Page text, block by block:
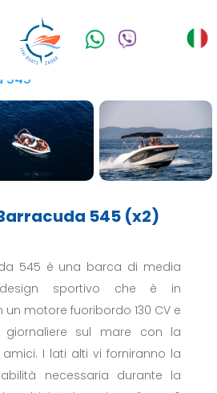
545 (x2)
545 è una barca di media
sportivo che è in
motore fuoribordo 130 CV e
sul mare con la
I lati alti vi forniranno la
necessaria durante la